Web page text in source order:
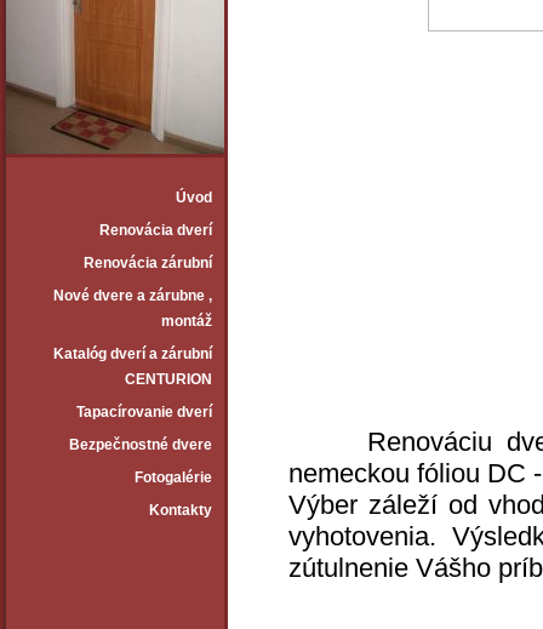
Úvod
Renovácia dverí
Renovácia zárubní
Nové dvere a zárubne ‚
montáž
Katalóg dverí a zárubní
CENTURION
Tapacírovanie dverí
Bezpečnostné dvere
Fotogalérie
Kontakty
Renováciu
nemeckou fóliou DC
Výber záleží od
vyhotovenia.
zútulnenie Vášho